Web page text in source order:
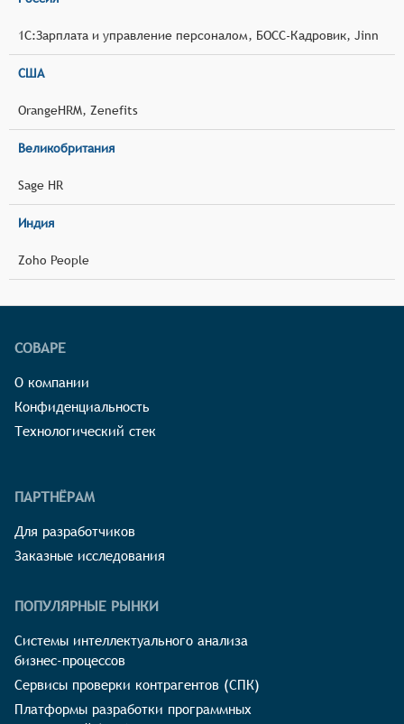
1С:Зарплата и управление персоналом, БОСС-Кадровик, Jinn
США
OrangeHRM, Zenefits
Великобритания
Sage HR
Индия
Zoho People
СОВАРЕ
О компании
Конфиденциальность
Технологический стек
ПАРТНЁРАМ
Для разработчиков
Заказные исследования
ПОПУЛЯРНЫЕ РЫНКИ
Системы интеллектуального анализа
бизнес-процессов
Сервисы проверки контрагентов (СПК)
Платформы разработки программных